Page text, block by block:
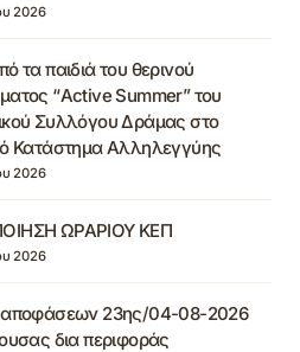
2026
τα παιδιά του θερινού
“Active Summer” του
Συλλόγου Δράμας στο
Κατάστημα Αλληλεγγύης
2026
ΩΡΑΡΙΟΥ ΚΕΠ
2026
αποφάσεων 23ης/04-08-2026
δια περιφοράς